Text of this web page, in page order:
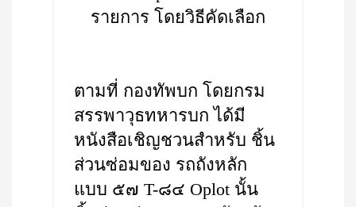
รายการ โดยวิธีคัดเลือก
ตามที่ กองทัพบก โดยกรม
สรรพาวุธทหารบก ได้มี
หนังสือเชิญชวนสำหรับ ชิ้น
ส่วนซ่อมของ รถถังหลัก
แบบ ๕๗ T-๘๔ Oplot นั้น